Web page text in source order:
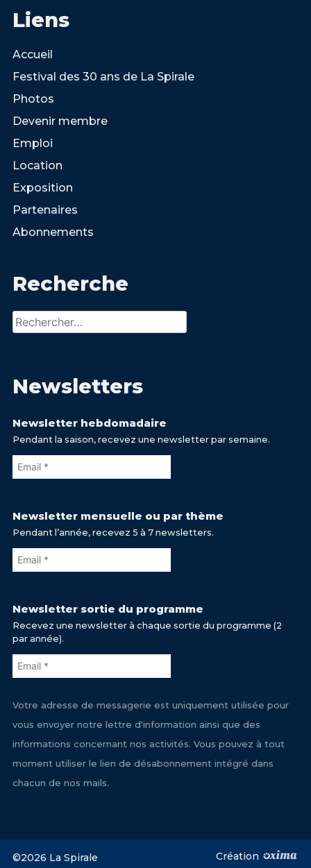
Liens
Accueil
Festival des 30 ans de La Spirale
Photos
Devenir membre
Emploi
Location
Exposition
Partenaires
Abonnements
Recherche
Rechercher :
Newsletters
Newsletter hebdomadaire
Pendant la saison, recevez une newsletter par semaine.
Newsletter mensuelle ou par thème
Pendant l’année, recevez 5 à 7 newsletters.
Newsletter sortie du programme
Recevez une newsletter à chaque sortie du programme (2
par année).
Votre adresse de messagerie est uniquement utilisée pour
vous envoyer notre lettre d'information ainsi que des
informations concernant nos activités. Vous pouvez à tout
moment utiliser le lien de désabonnement intégré dans
chacun de nos mails.
©2026 La Spirale Création